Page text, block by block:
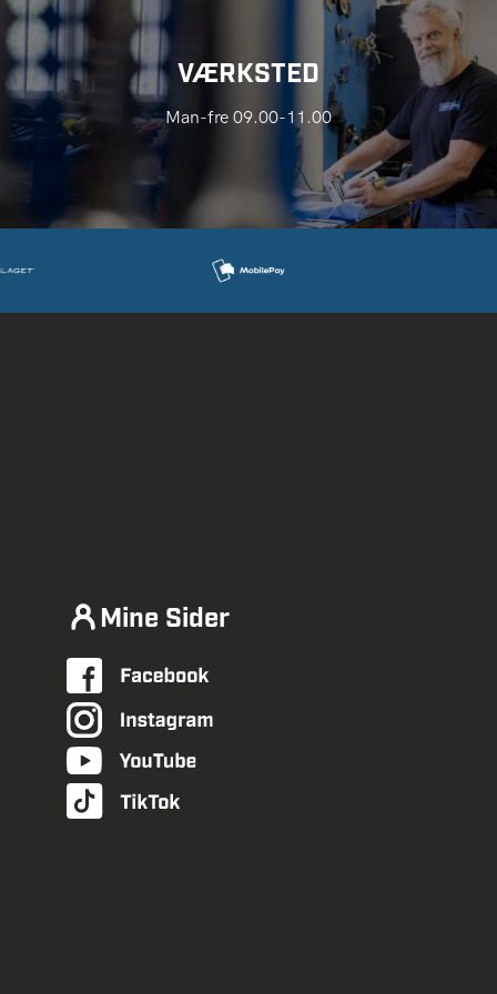
VÆRKSTED
Man-fre 09.00-11.00
Mine Sider